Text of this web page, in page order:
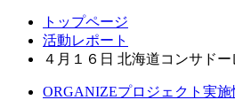
トップページ
活動レポート
４月１６日 北海道コンサド
ORGANIZEプロジェクト実施